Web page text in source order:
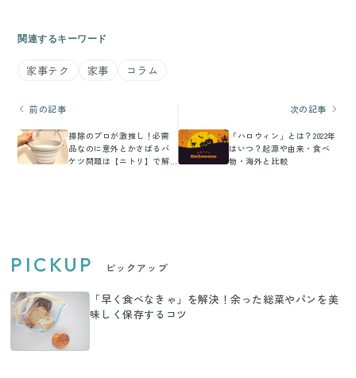
関連するキーワード
家事テク 家事 コラム
前の記事
掃除のプロが激推し！必需
品なのに意外とかさばるバ
ケツ問題は【ニトリ】で解
次の記事
「ハロウィン」とは？2022年
はいつ？起源や由来・食べ
物・海外と比較
PICKUP ピックアップ
「早く食べなきゃ」を解決！余った総菜やパンを美
味しく保存するコツ